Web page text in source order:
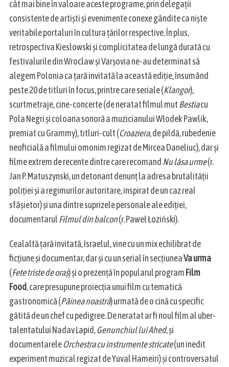
cât mai bine în valoare aceste programe, prin delegații
consistente de artiști și evenimente conexe gândite ca niște
veritabile portaluri în cultura țărilor respective. În plus,
retrospectiva Kieslowski și complicitatea de lungă durată cu
festivalurile din Wroclaw și Varșovia ne-au determinat să
alegem Polonia ca țară invitată la această ediție, însumând
peste 20 de titluri în focus, printre care seriale (Klangor),
scurtmetraje, cine-concerte (de neratat filmul mutBestiacu
Pola Negri și coloana sonoră a muzicianului Włodek Pawlik,
premiat cu Grammy), titluri-cult (Croaziera, de pildă, rubedenie
neoficială a filmului omonim regizat de Mircea Daneliuc), dar și
filme extrem de recente dintre care recomand Nu lăsa urme(r.
Jan P. Matuszynski, un detonant denunț la adresa brutalității
poliției și a regimurilor autoritare, inspirat de un caz real
sfâșietor) și una dintre suprizele personale ale ediției,
documentarulFilmul din balcon(r. Paweł Łoziński).
Cealaltă țară invitată, Israelul, vine cu un mix echilibrat de
ficțiune și documentar, dar și cu un serial în secțiuneaVa urma
(Fete triste de oraș) și o prezență în popularul programFilm
Food, care presupune proiecția unui film cu tematică
gastronomică (Pâinea noastră) urmată de o cină cu specific
gătită de un chef cu pedigree. De neratat ar fi noul film al uber-
talentatului Nadav Lapid,Genunchiul lui Ahed, și
documentareleOrchestra cu instrumente stricate(un inedit
experiment muzical regizat de Yuval Hameiri) și controversatul